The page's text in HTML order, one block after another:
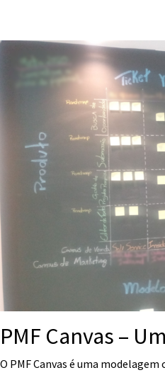
PMF Canvas –
O PMF Canvas é uma